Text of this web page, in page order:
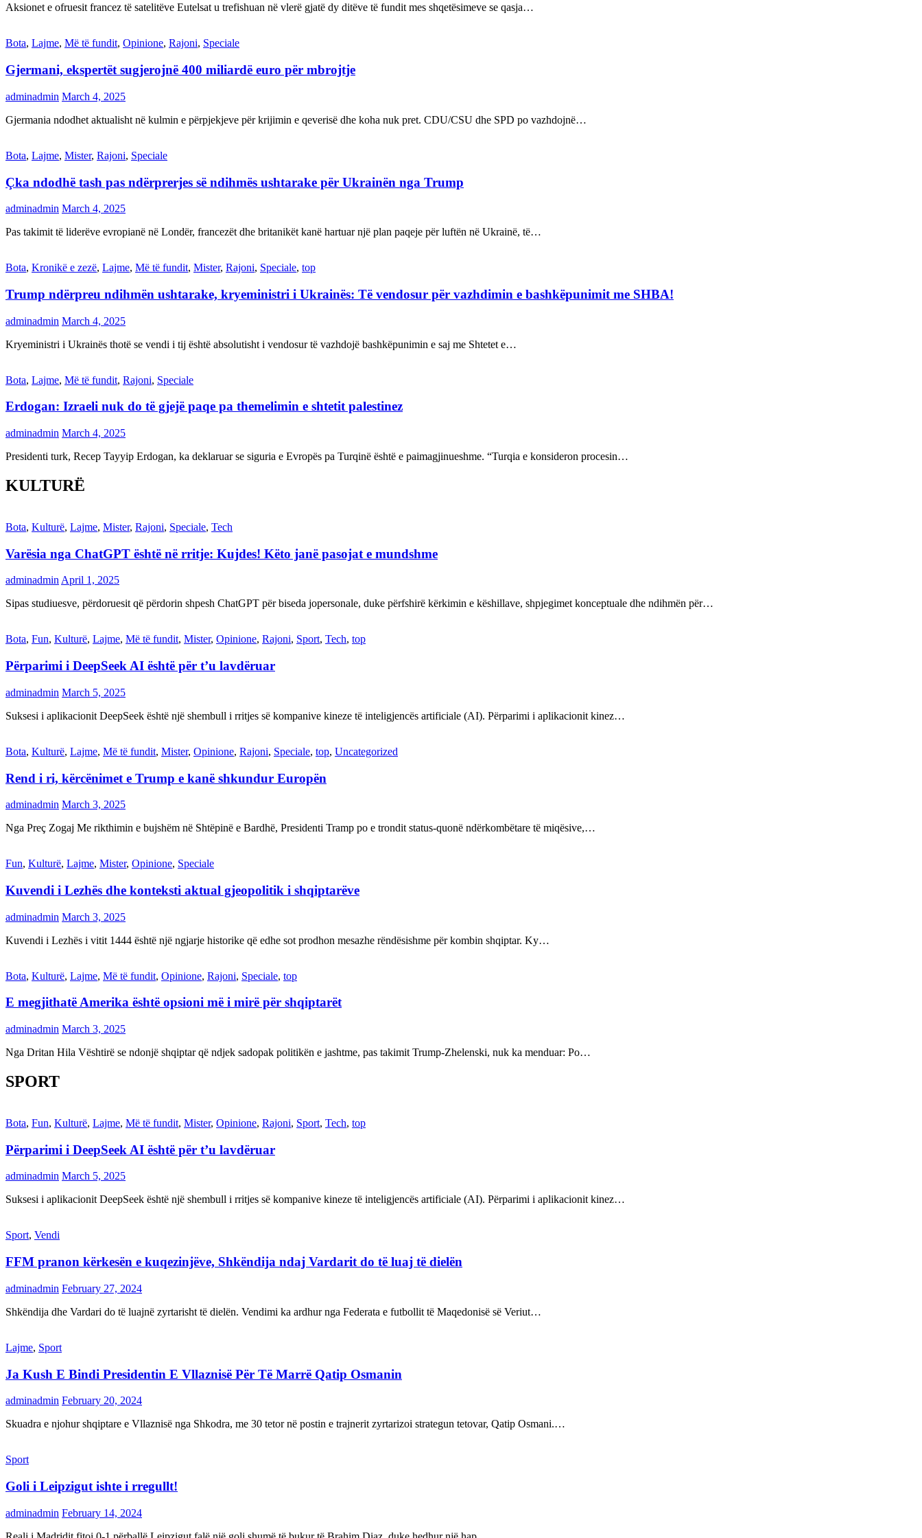
Aksionet e ofruesit francez të satelitëve Eutelsat u trefishuan në vlerë gjatë dy ditëve të fundit mes shqetësimeve se qasja…
Bota, Lajme, Më të fundit, Opinione, Rajoni, Speciale
Gjermani, ekspertët sugjerojnë 400 miliardë euro për mbrojtje
adminadmin March 4, 2025
Gjermania ndodhet aktualisht në kulmin e përpjekjeve për krijimin e qeverisë dhe koha nuk pret. CDU/CSU dhe SPD po vazhdojnë…
Bota, Lajme, Mister, Rajoni, Speciale
Çka ndodhë tash pas ndërprerjes së ndihmës ushtarake për Ukrainën nga Trump
adminadmin March 4, 2025
Pas takimit të liderëve evropianë në Londër, francezët dhe britanikët kanë hartuar një plan paqeje për luftën në Ukrainë, të…
Bota, Kronikë e zezë, Lajme, Më të fundit, Mister, Rajoni, Speciale, top
Trump ndërpreu ndihmën ushtarake, kryeministri i Ukrainës: Të vendosur për vazhdimin e bashkëpunimit me SHBA!
adminadmin March 4, 2025
Kryeministri i Ukrainës thotë se vendi i tij është absolutisht i vendosur të vazhdojë bashkëpunimin e saj me Shtetet e…
Bota, Lajme, Më të fundit, Rajoni, Speciale
Erdogan: Izraeli nuk do të gjejë paqe pa themelimin e shtetit palestinez
adminadmin March 4, 2025
Presidenti turk, Recep Tayyip Erdogan, ka deklaruar se siguria e Evropës pa Turqinë është e paimagjinueshme. “Turqia e konsideron procesin…
KULTURË
Bota, Kulturë, Lajme, Mister, Rajoni, Speciale, Tech
Varësia nga ChatGPT është në rritje: Kujdes! Këto janë pasojat e mundshme
adminadmin April 1, 2025
Sipas studiuesve, përdoruesit që përdorin shpesh ChatGPT për biseda jopersonale, duke përfshirë kërkimin e këshillave, shpjegimet konceptuale dhe ndihmën për…
Bota, Fun, Kulturë, Lajme, Më të fundit, Mister, Opinione, Rajoni, Sport, Tech, top
Përparimi i DeepSeek AI është për t’u lavdëruar
adminadmin March 5, 2025
Suksesi i aplikacionit DeepSeek është një shembull i rritjes së kompanive kineze të inteligjencës artificiale (AI). Përparimi i aplikacionit kinez…
Bota, Kulturë, Lajme, Më të fundit, Mister, Opinione, Rajoni, Speciale, top, Uncategorized
Rend i ri, kërcënimet e Trump e kanë shkundur Europën
adminadmin March 3, 2025
Nga Preç Zogaj Me rikthimin e bujshëm në Shtëpinë e Bardhë, Presidenti Tramp po e trondit status-quonë ndërkombëtare të miqësive,…
Fun, Kulturë, Lajme, Mister, Opinione, Speciale
Kuvendi i Lezhës dhe konteksti aktual gjeopolitik i shqiptarëve
adminadmin March 3, 2025
Kuvendi i Lezhës i vitit 1444 është një ngjarje historike që edhe sot prodhon mesazhe rëndësishme për kombin shqiptar. Ky…
Bota, Kulturë, Lajme, Më të fundit, Opinione, Rajoni, Speciale, top
E megjithatë Amerika është opsioni më i mirë për shqiptarët
adminadmin March 3, 2025
Nga Dritan Hila Vështirë se ndonjë shqiptar që ndjek sadopak politikën e jashtme, pas takimit Trump-Zhelenski, nuk ka menduar: Po…
SPORT
Bota, Fun, Kulturë, Lajme, Më të fundit, Mister, Opinione, Rajoni, Sport, Tech, top
Përparimi i DeepSeek AI është për t’u lavdëruar
adminadmin March 5, 2025
Suksesi i aplikacionit DeepSeek është një shembull i rritjes së kompanive kineze të inteligjencës artificiale (AI). Përparimi i aplikacionit kinez…
Sport, Vendi
FFM pranon kërkesën e kuqezinjëve, Shkëndija ndaj Vardarit do të luaj të dielën
adminadmin February 27, 2024
Shkëndija dhe Vardari do të luajnë zyrtarisht të dielën. Vendimi ka ardhur nga Federata e futbollit të Maqedonisë së Veriut…
Lajme, Sport
Ja Kush E Bindi Presidentin E Vllaznisë Për Të Marrë Qatip Osmanin
adminadmin February 20, 2024
Skuadra e njohur shqiptare e Vllaznisë nga Shkodra, me 30 tetor në postin e trajnerit zyrtarizoi strategun tetovar, Qatip Osmani.…
Sport
Goli i Leipzigut ishte i rregullt!
adminadmin February 14, 2024